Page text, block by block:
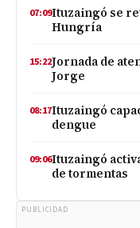
07:09Ituzaingó se
Hungría
15:22Jornada de
Jorge
08:17Ituzaingó
dengue
09:06Ituzaingó
de tormentas
PUBLICIDAD